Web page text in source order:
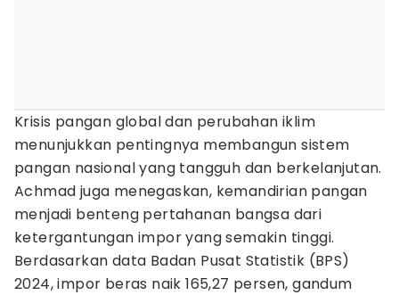
Krisis pangan global dan perubahan iklim
menunjukkan pentingnya membangun sistem
pangan nasional yang tangguh dan berkelanjutan.
Achmad juga menegaskan, kemandirian pangan
menjadi benteng pertahanan bangsa dari
ketergantungan impor yang semakin tinggi.
Berdasarkan data Badan Pusat Statistik (BPS)
2024, impor beras naik 165,27 persen, gandum